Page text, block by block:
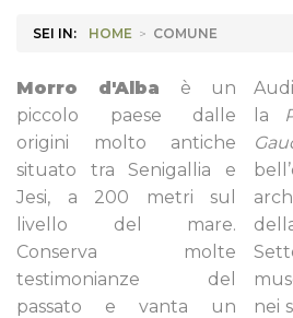
SEI IN: HOME > COMUNE
Morro d'Alba è un
piccolo paese dalle
origini molto antiche
situato tra Senigallia e
Jesi, a 200 metri sul
livello del mare.
Conserva molte
testimonianze del
passato e vanta un
la
nei